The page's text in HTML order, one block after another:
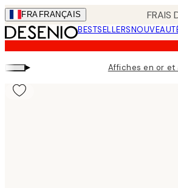
Skip
to
main
content.
FRA FRANÇAIS FRAIS
BESTSELLERS
▸ Affiches en or et